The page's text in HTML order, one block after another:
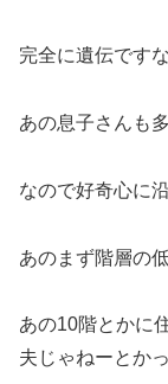
完全に遺伝です
あの息子さんも
なので好奇心に
あのまず階層の
あの10階とかに
夫じゃねーとか